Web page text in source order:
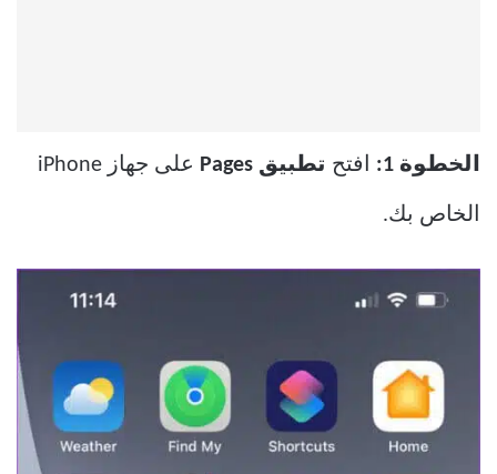
الخطوة 1: افتح تطبيق Pages على جهاز iPhone
الخاص بك.